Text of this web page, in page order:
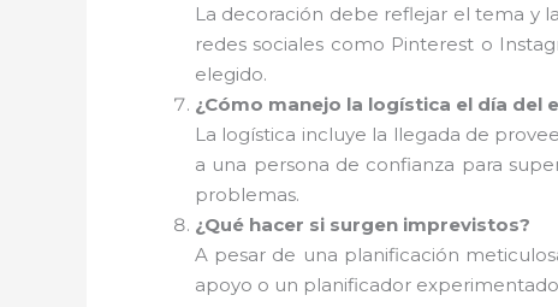
La decoración debe reflejar el tema y
redes sociales como Pinterest o
elegido.
¿Cómo manejo la logística el día del
La logística incluye la llegada de
a una persona de confianza para
problemas.
¿Qué hacer si surgen imprevistos?
A pesar de una planificación
apoyo o un planificador